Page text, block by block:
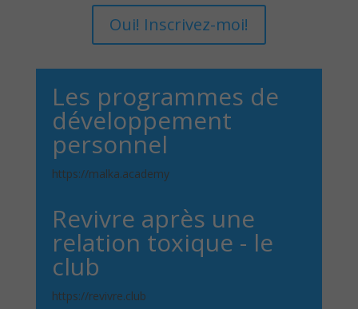
Oui! Inscrivez-moi!
Les programmes de
développement
personnel
https://malka.academy
Revivre après une
relation toxique - le
club
https://revivre.club